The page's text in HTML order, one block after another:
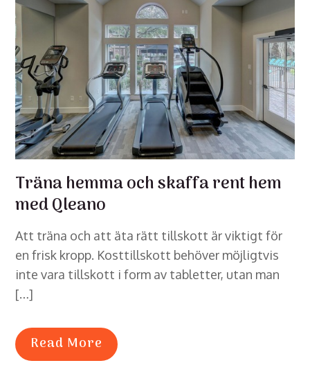
Träna hemma och skaffa rent hem
med Qleano
Att träna och att äta rätt tillskott är viktigt för
en frisk kropp. Kosttillskott behöver möjligtvis
inte vara tillskott i form av tabletter, utan man
[…]
Read More